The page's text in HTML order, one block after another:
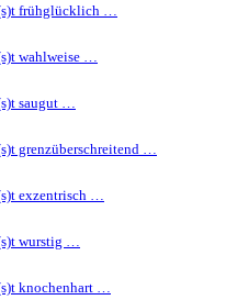
frühglücklich …
wahlweise …
saugut …
grenzüberschreitend …
exzentrisch …
wurstig …
knochenhart …